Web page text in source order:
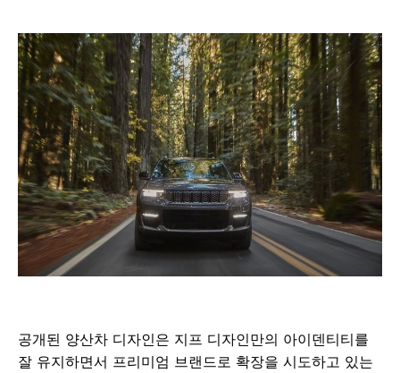
공개된 양산차 디자인은 지프 디자인만의 아이덴티티를
잘 유지하면서 프리미엄 브랜드로 확장을 시도하고 있는